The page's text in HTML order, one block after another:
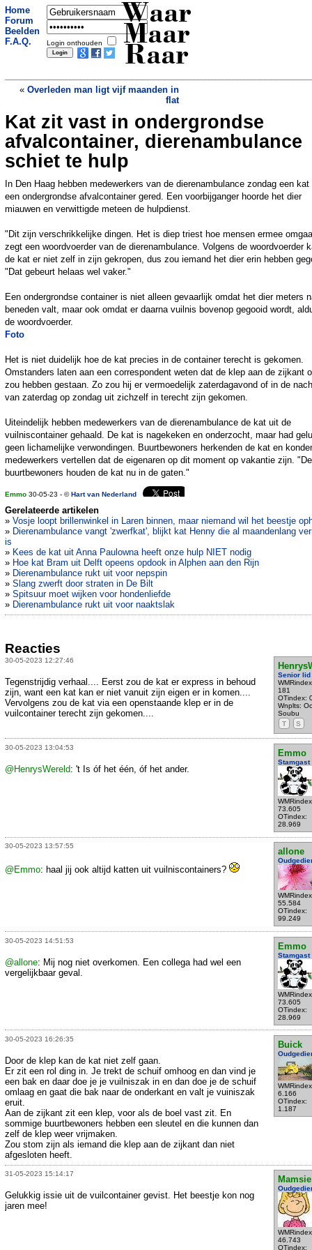
Home
Forum
Beelden
F.A.Q.
Login onthouden
Waar
Maar
Raar
« Overleden man ligt vijf maanden in
flat
Dit is het duurste ijs ter wereld
Kat zit vast in ondergrondse
afvalcontainer, dierenambulance
schiet te hulp
In Den Haag hebben medewerkers van de dierenambulance zondag een kat
een ondergrondse afvalcontainer gered. Een voorbijganger hoorde het dier
miauwen en verwittigde meteen de hulpdienst.
"Dit zijn verschrikkelijke dingen. Het is diep triest hoe mensen ermee
zegt een woordvoerder van de dierenambulance. Volgens de woordvoerder
de kat er niet zelf in zijn gekropen, dus zou iemand het dier erin hebben
"Dat gebeurt helaas wel vaker."
Een ondergrondse container is niet alleen gevaarlijk omdat het dier meters
beneden valt, maar ook omdat er daarna vuilnis bovenop gegooid wordt,
de woordvoerder.
Foto
Het is niet duidelijk hoe de kat precies in de container terecht is gekomen.
Omstanders laten aan een correspondent weten dat de klep aan de zijkant
zou hebben gestaan. Zo zou hij er vermoedelijk zaterdagavond of in de
van zaterdag op zondag uit zichzelf in terecht zijn gekomen.
Uiteindelijk hebben medewerkers van de dierenambulance de kat uit de
vuilniscontainer gehaald. De kat is nagekeken en onderzocht, maar had
geen lichamelijke verwondingen. Buurtbewoners herkenden de kat en
medewerkers vertellen dat de eigenaren op dit moment op vakantie zijn. "De
buurtbewoners houden de kat nu in de gaten."
Emmo 30-05-23 - ©Hart van Nederland
Gerelateerde artikelen
» Vosje loopt brillenwinkel in Laren binnen, maar niemand wil het beestje
» Dierenambulance vangt 'zwerfkat', blijkt kat Henny die al maandenlang
is
» Kees de kat uit Anna Paulowna heeft onze hulp NIET nodig
» Hoe kat Bram uit Delft opeens opdook in Alphen aan den Rijn
» Dierenambulance rukt uit voor nepspin
» Slang zwerft door straten in De Bilt
» Spitsuur moet wijken voor hondenliefde
» Dierenambulance rukt uit voor naaktslak
Reacties
30-05-2023 12:27:46
Senior lid
181
OTindex:
Wnplts:
Soubu
T
S
Tegenstrijdig verhaal.... Eerst zou de kat er express in behoud
zijn, want een kat kan er niet vanuit zijn eigen er in komen....
Vervolgens zou de kat via een openstaande klep er in de
vuilcontainer terecht zijn gekomen....
30-05-2023 13:04:53
Emmo
Stamgast
73.605
OTindex:
28.969
@HenrysWereld: 't Is óf het één, óf het ander.
30-05-2023 13:57:55
allone
55.584
OTindex:
99.249
@Emmo: haal jij ook altijd katten uit vuilniscontainers?
30-05-2023 14:51:53
Emmo
Stamgast
73.605
OTindex:
28.969
@allone: Mij nog niet overkomen. Een collega had wel een
vergelijkbaar geval.
30-05-2023 16:26:35
Buick
6.166
OTindex:
1.187
Door de klep kan de kat niet zelf gaan.
Er zit een rol ding in. Je trekt de schuif omhoog en dan vind je
een bak en daar doe je je vuilniszak in en dan doe je de schuif
omlaag en gaat die bak naar de onderkant en valt je vuiniszak
eruit.
Aan de zijkant zit een klep, voor als de boel vast zit. En
sommige buurtbewoners hebben een sleutel en die kunnen dan
zelf de klep weer vrijmaken.
Zou stom zijn als iemand die klep aan de zijkant dan niet
afgesloten heeft.
31-05-2023 15:14:17
Mamsie
46.743
OTindex:
Gelukkig issie uit de vuilcontainer gevist. Het beestje kon nog
jaren mee!